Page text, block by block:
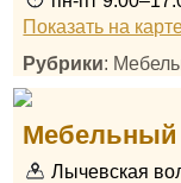
Показать на
Рубрики:
Мебельный
Лычевская